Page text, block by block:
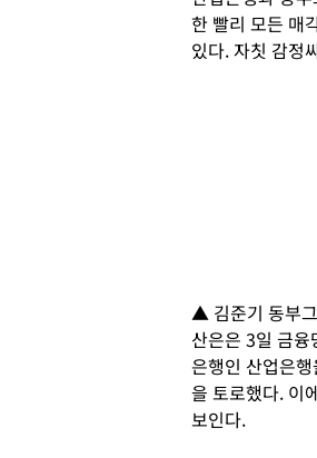
한 빨리 모든 매
있다. 자칫 감정
▲ 김준기 동부
산은은 3일 금
은행인 산업은
을 토로했다. 이
보인다.